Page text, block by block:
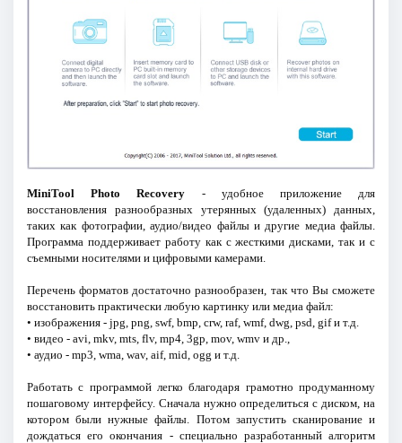
MiniTool Photo Recovery - удобное приложение для
восстановления разнообразных утерянных (удаленных) данных,
таких как фотографии, аудио/видео файлы и другие медиа файлы.
Программа поддерживает работу как c жесткими дисками, так и c
съемными носителями и цифровыми камерами.
Перечень форматов достаточно разнообразен, так что Вы сможете
восстановить практически любую картинку или медиа файл:
• изображения - jpg, png, swf, bmp, crw, raf, wmf, dwg, psd, gif и т.д.
• видео - avi, mkv, mts, flv, mp4, 3gp, mov, wmv и др.,
• аудио - mp3, wma, wav, aif, mid, ogg и т.д.
Работать с программой легко благодаря грамотно продуманному
пошаговому интерфейсу. Сначала нужно определиться с диском, на
котором были нужные файлы. Потом запустить сканирование и
дождаться его окончания - специально разработанный алгоритм